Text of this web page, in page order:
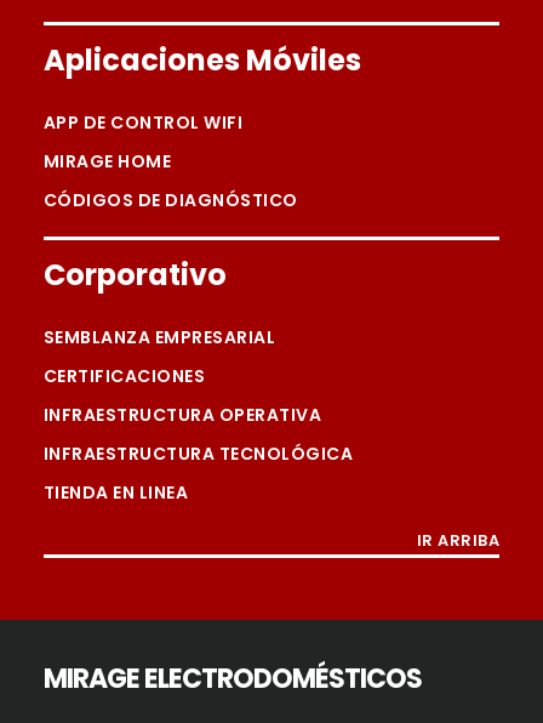
Aplicaciones Móviles
APP DE CONTROL WIFI
MIRAGE HOME
CÓDIGOS DE DIAGNÓSTICO
Corporativo
SEMBLANZA EMPRESARIAL
CERTIFICACIONES
INFRAESTRUCTURA OPERATIVA
INFRAESTRUCTURA TECNOLÓGICA
TIENDA EN LINEA
IR ARRIBA
MIRAGE ELECTRODOMÉSTICOS